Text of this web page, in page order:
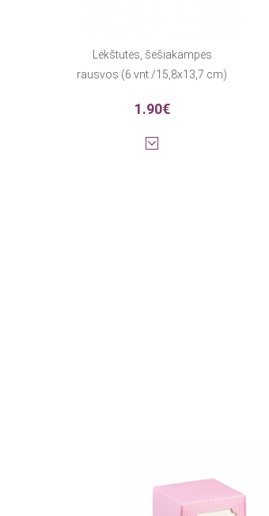
Lėkštutės, šešiakampės
rausvos (6 vnt./15,8x13,7 cm)
1.90€